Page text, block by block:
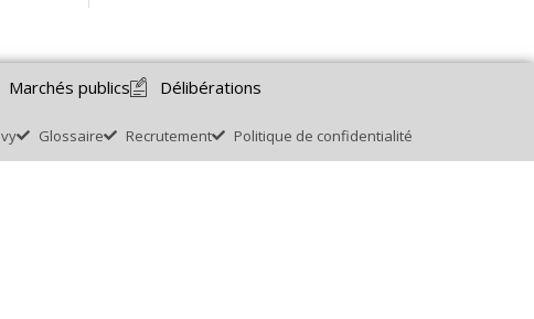
Marchés publics Délibérations
Glossaire Recrutement Politique de confidentialité